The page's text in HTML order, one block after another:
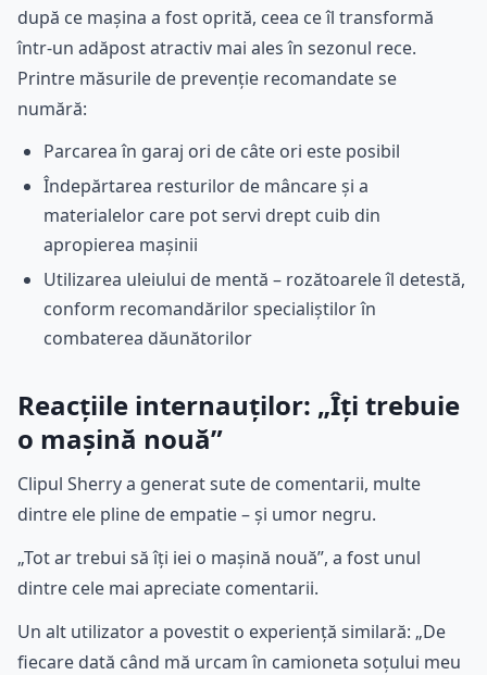
după ce mașina a fost oprită, ceea ce îl transformă
într-un adăpost atractiv mai ales în sezonul rece.
Printre măsurile de prevenție recomandate se
numără:
Parcarea în garaj ori de câte ori este posibil
Îndepărtarea resturilor de mâncare și a
materialelor care pot servi drept cuib din
apropierea mașinii
Utilizarea uleiului de mentă – rozătoarele îl detestă,
conform recomandărilor specialiștilor în
combaterea dăunătorilor
Reacțiile internauților: „Îți trebuie
o mașină nouă”
Clipul Sherry a generat sute de comentarii, multe
dintre ele pline de empatie – și umor negru.
„Tot ar trebui să îți iei o mașină nouă”, a fost unul
dintre cele mai apreciate comentarii.
Un alt utilizator a povestit o experiență similară: „De
fiecare dată când mă urcam în camioneta soțului meu